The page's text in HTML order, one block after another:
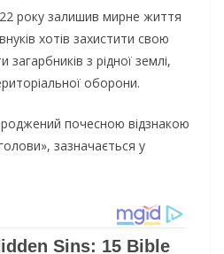
року залишив мирне життя
хотів захистити свою
з рідної землі,
оборони.
почесною відзнакою
зазначається у